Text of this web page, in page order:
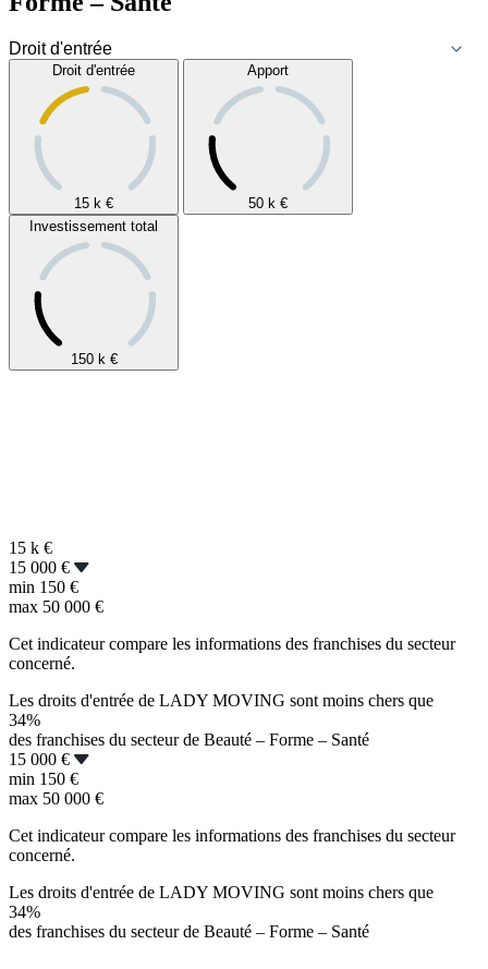
Droit d'entrée
15 k €
Apport
50 k €
Investissement total
150 k €
15 k €
15 000 €
min 150 €
max 50 000 €
Cet indicateur compare les informations des franchises du secteur
concerné.
Les droits d'entrée de LADY MOVING sont moins chers que
34%
des franchises du secteur de Beauté – Forme – Santé
15 000 €
min 150 €
max 50 000 €
Cet indicateur compare les informations des franchises du secteur
concerné.
Les droits d'entrée de LADY MOVING sont moins chers que
34%
des franchises du secteur de Beauté – Forme – Santé